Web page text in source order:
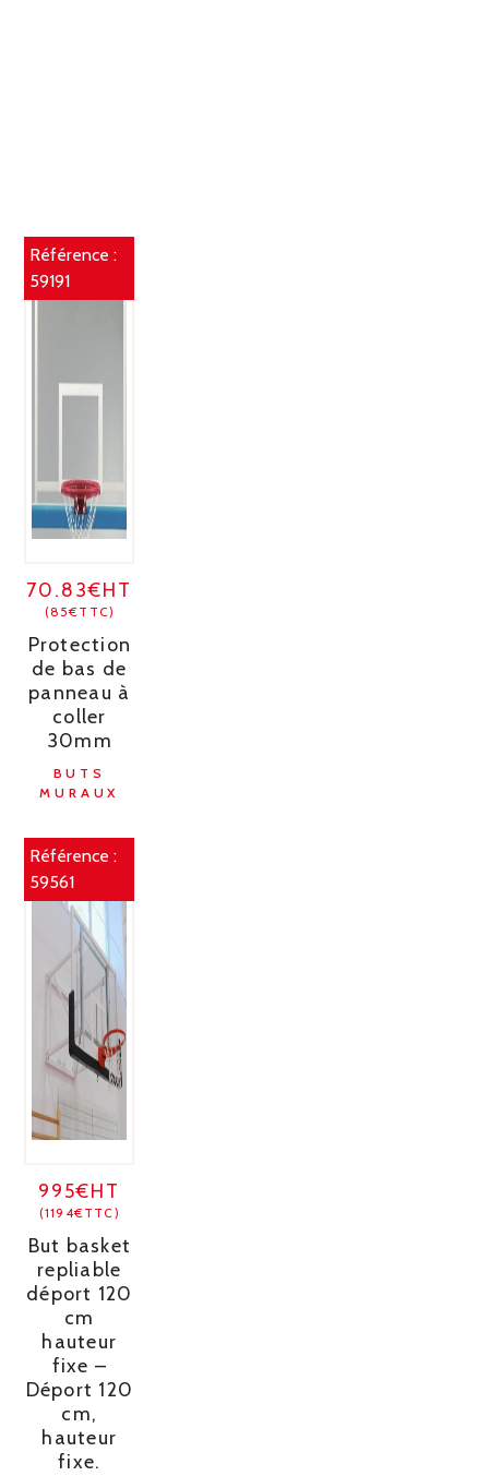
Référence :
59191
70.83€HT
(85€TTC)
Protection
de bas de
panneau à
coller
30mm
BUTS
MURAUX
Référence :
59561
995€HT
(1194€TTC)
But basket
repliable
déport 120
cm
hauteur
fixe –
Déport 120
cm,
hauteur
fixe.